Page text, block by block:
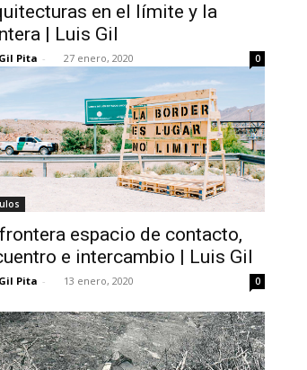
en el límite y la
| Luis Gil
Pita - 27 enero, 2020 0
espacio de contacto,
e intercambio | Luis Gil
Pita - 13 enero, 2020 0